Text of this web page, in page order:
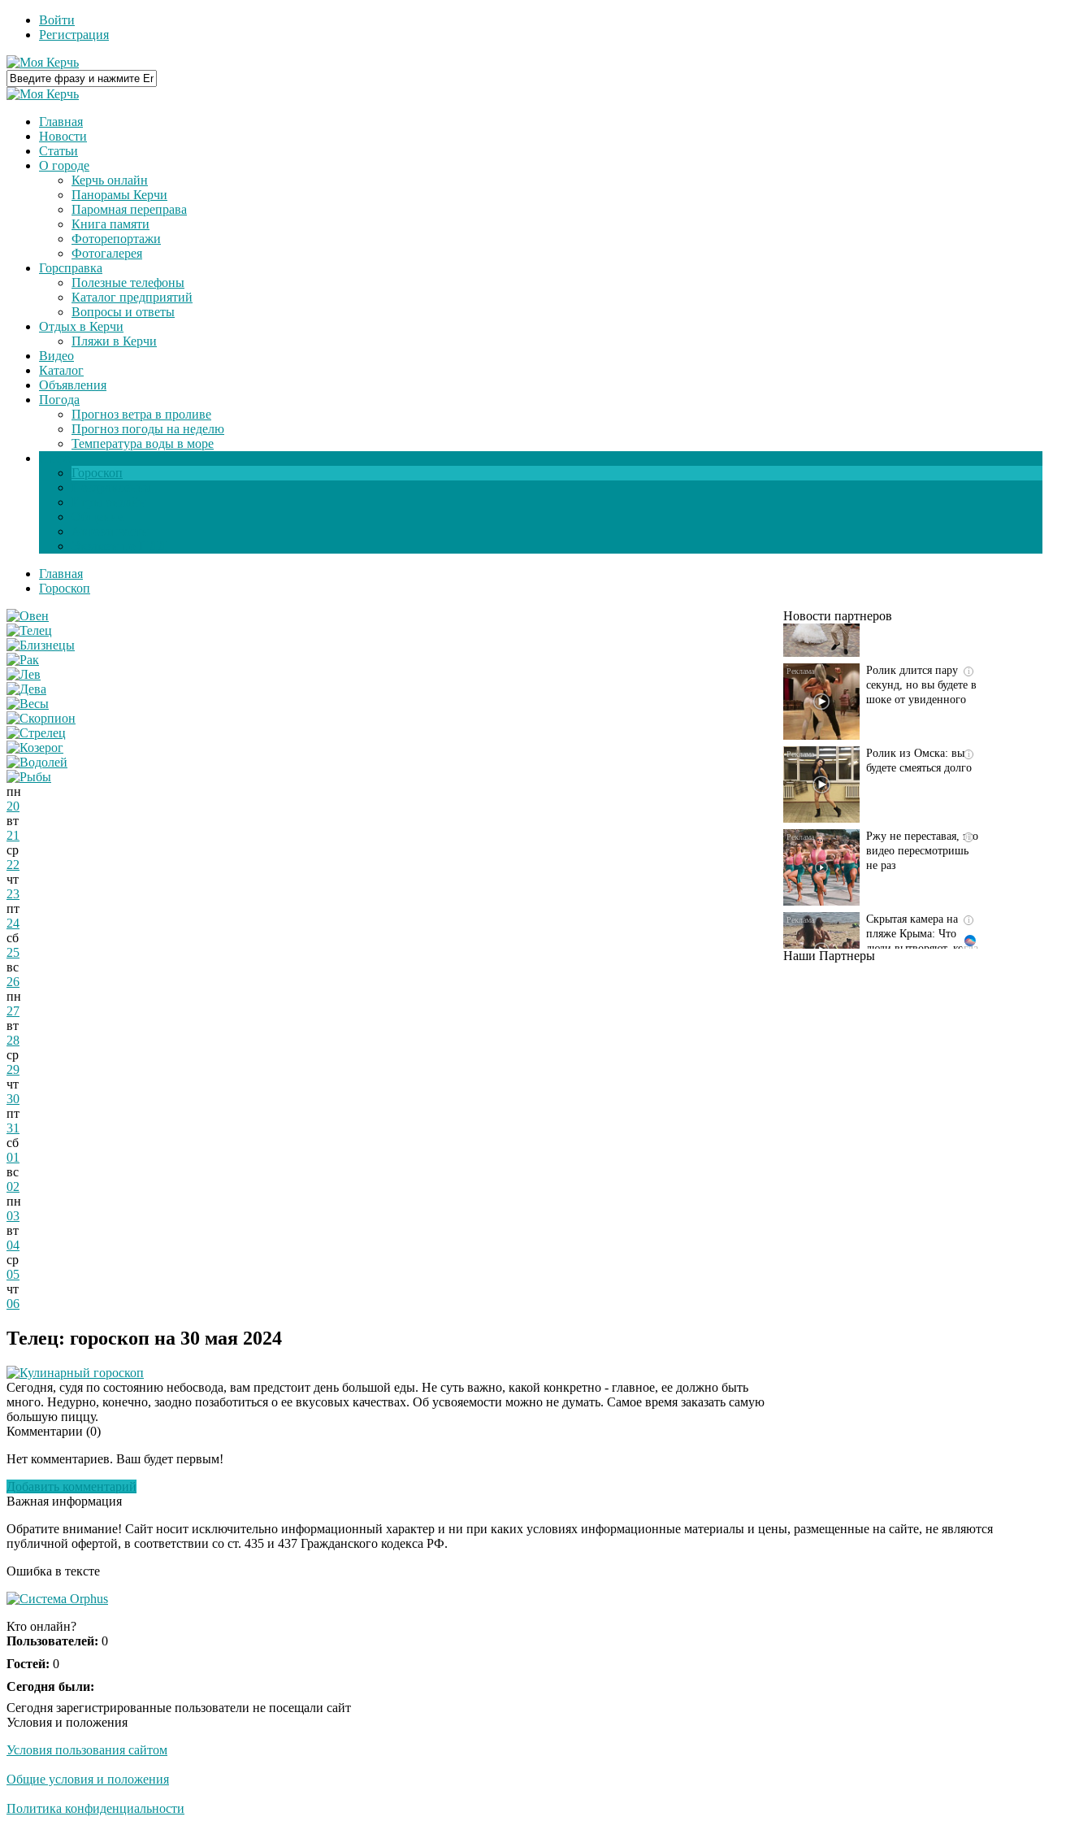
Войти
Регистрация
Главная
Новости
Статьи
О городе
Керчь онлайн
Панорамы Керчи
Паромная переправа
Книга памяти
Фоторепортажи
Фотогалерея
Горсправка
Полезные телефоны
Каталог предприятий
Вопросы и ответы
Отдых в Керчи
Пляжи в Керчи
Видео
Каталог
Объявления
Погода
Прогноз ветра в проливе
Прогноз погоды на неделю
Температура воды в море
Гороскоп
Главная
Гороскоп
пн
20
вт
21
ср
22
чт
23
пт
24
сб
25
вс
26
пн
27
вт
28
ср
29
чт
30
пт
31
сб
01
вс
02
пн
03
вт
04
ср
05
чт
06
Телец: гороскоп на 30 мая 2024
Кулинарный гороскоп
Сегодня, судя по состоянию небосвода, вам предстоит день большой еды. Не суть важно, какой конкретно - главное, ее должно быть
много. Недурно, конечно, заодно позаботиться о ее вкусовых качествах. Об усвояемости можно не думать. Самое время заказать самую
большую пиццу.
Комментарии (0)
Нет комментариев. Ваш будет первым!
Добавить комментарий
Новости партнеров
их не видят...
Ролик длится
Наши Партнеры
Важная информация
Обратите внимание! Сайт носит исключительно информационный характер и ни при каких условиях информационные материалы и цены, размещенные на сайте, не являются
публичной офертой, в соответствии со ст. 435 и 437 Гражданского кодекса РФ.
Ошибка в тексте
Кто онлайн?
Пользователей: 0
Гостей: 0
Сегодня были:
Сегодня зарегистрированные пользователи не посещали сайт
Условия и положения
Условия пользования сайтом
Общие условия и положения
Политика конфиденциальности